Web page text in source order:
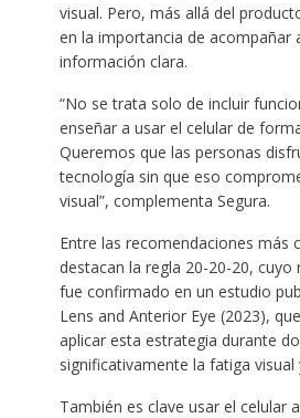
visual. Pero, más allá del
en la importancia de acompañar
información clara.
“No se trata solo de incluir
enseñar a usar el celular de
Queremos que las personas
tecnología sin que eso
visual”, complementa Segura.
Entre las recomendaciones más
destacan la regla 20-20-20, cuyo
fue confirmado en un estudio
Lens and Anterior Eye (2023),
aplicar esta estrategia durante
significativamente la fatiga visual
También es clave usar el celular